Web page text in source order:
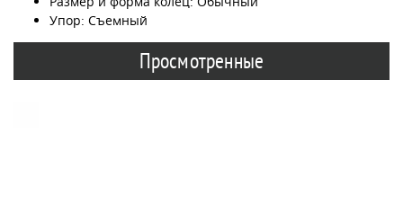
Упор: Съемный
Просмотренные